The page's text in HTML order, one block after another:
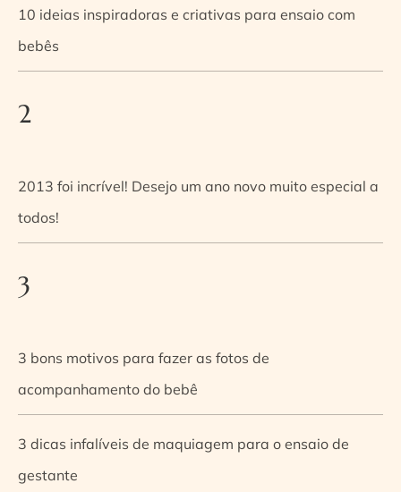
10 ideias inspiradoras e criativas para ensaio com
bebês
2
2013 foi incrível! Desejo um ano novo muito especial a
todos!
3
3 bons motivos para fazer as fotos de
acompanhamento do bebê
3 dicas infalíveis de maquiagem para o ensaio de
gestante